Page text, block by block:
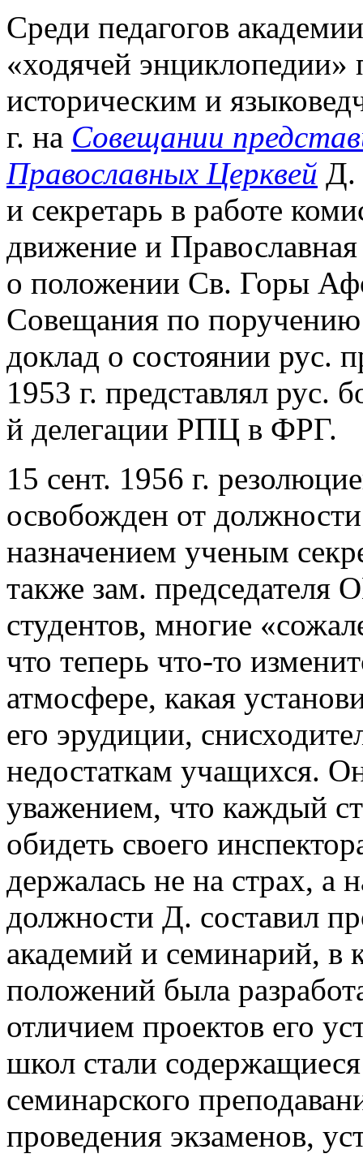
Среди педагогов
«ходячей энциклопедии»
историческим и
г. на Совещании
Православных Церквей Д.
и секретарь в работе
движение и
о положении Св. Горы
Совещания по поручению
доклад о состоянии рус.
1953 г. представлял рус.
й делегации РПЦ в ФРГ.
15 сент. 1956 г.
освобожден от
назначением ученым
также зам.
студентов, многие
что теперь что-то
атмосфере, какая
его эрудиции,
недостаткам учащихся.
уважением, что каждый
обидеть своего
держалась не на страх, а
должности Д. составил
академий и семинарий, в
положений была
отличием проектов его
школ стали
семинарского
проведения экзаменов,